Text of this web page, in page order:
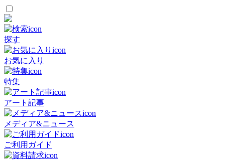
探す
お気に入り
特集
アート記事
メディア&ニュース
ご利用ガイド